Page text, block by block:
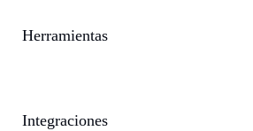
Herramientas
Integraciones